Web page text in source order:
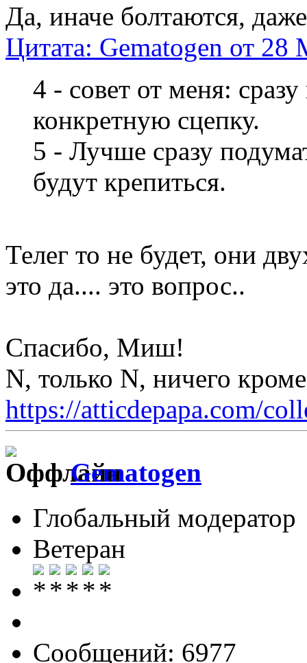
Да, иначе болтаются,
Цитата: Gematogen от
4 - совет от меня:
конкретную сцепку.
5 - Лучше сразу
будут крепиться.
Телег то не будет, они
это да.... это вопрос..
Спасибо, Миш!
N, только N, ничего
https://atticdepapa.com/
Gematogen
Глобальный модератор
Ветеран
Сообщений: 6977